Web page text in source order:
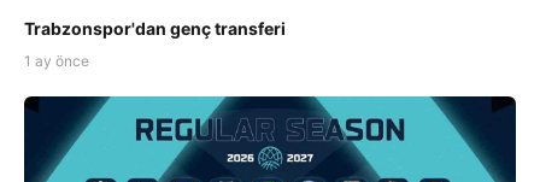
Trabzonspor'dan genç transferi
1 ay önce